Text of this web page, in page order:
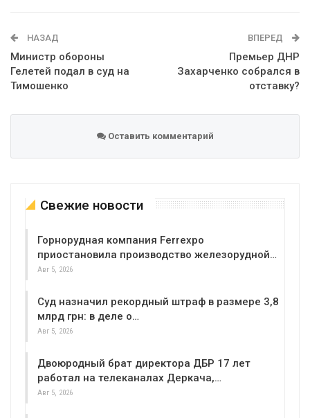
НАЗАД
Министр обороны
Гелетей подал в суд на
Тимошенко
ВПЕРЕД
Премьер ДНР
Захарченко собрался в
отставку?
Оставить комментарий
Свежие новости
Горнорудная компания Ferrexpo
приостановила производство железорудной…
Авг 5, 2026
Суд назначил рекордный штраф в размере 3,8
млрд грн: в деле о…
Авг 5, 2026
Двоюродный брат директора ДБР 17 лет
работал на телеканалах Деркача,…
Авг 5, 2026